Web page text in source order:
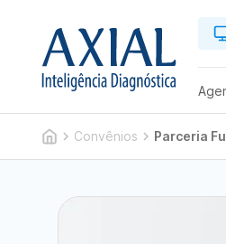
Convênios Parceria